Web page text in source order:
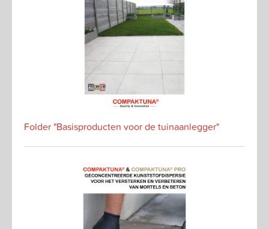
Folder "Basisproducten voor de tuinaanlegger"